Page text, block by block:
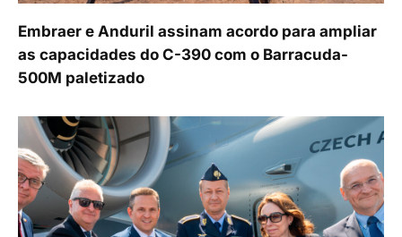
Embraer e Anduril assinam acordo para ampliar
as capacidades do C-390 com o Barracuda-
500M paletizado